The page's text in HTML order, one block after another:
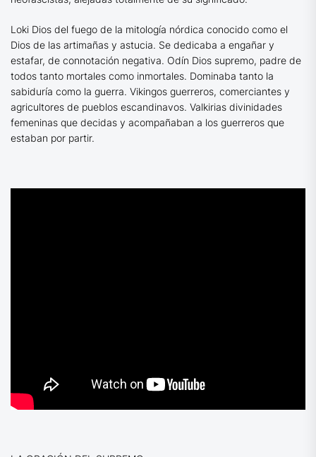
Loki Dios del fuego de la mitología nórdica conocido como el
Dios de las artimañas y astucia. Se dedicaba a engañar y
estafar, de connotación negativa. Odín Dios supremo, padre de
todos tanto mortales como inmortales. Dominaba tanto la
sabiduría como la guerra. Vikingos guerreros, comerciantes y
agricultores de pueblos escandinavos. Valkirias divinidades
femeninas que decidas y acompañaban a los guerreros que
estaban por partir.